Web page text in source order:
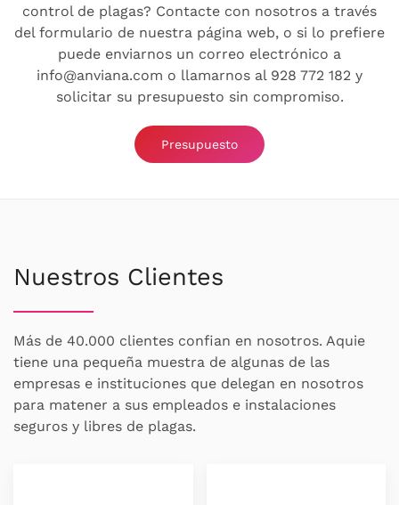
control de plagas? Contacte con nosotros a través
del formulario de nuestra página web, o si lo prefiere
puede enviarnos un correo electrónico a
info@anviana.com o llamarnos al 928 772 182 y
solicitar su presupuesto sin compromiso.
Presupuesto
Nuestros Clientes
Más de 40.000 clientes confian en nosotros. Aquie
tiene una pequeña muestra de algunas de las
empresas e instituciones que delegan en nosotros
para matener a sus empleados e instalaciones
seguros y libres de plagas.